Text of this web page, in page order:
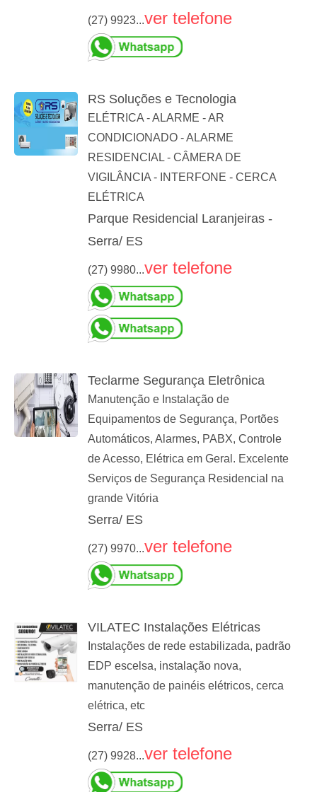
(27) 9923...ver telefone
RS Soluções e Tecnologia
ELÉTRICA - ALARME - AR
CONDICIONADO - ALARME
RESIDENCIAL - CÂMERA DE
VIGILÂNCIA - INTERFONE - CERCA
ELÉTRICA
Parque Residencial Laranjeiras -
Serra/ ES
(27) 9980...ver telefone
Teclarme Segurança Eletrônica
Manutenção e Instalação de
Equipamentos de Segurança, Portões
Automáticos, Alarmes, PABX, Controle
de Acesso, Elétrica em Geral. Excelente
Serviços de Segurança Residencial na
grande Vitória
Serra/ ES
(27) 9970...ver telefone
VILATEC Instalações Elétricas
Instalações de rede estabilizada, padrão
EDP escelsa, instalação nova,
manutenção de painéis elétricos, cerca
elétrica, etc
Serra/ ES
(27) 9928...ver telefone